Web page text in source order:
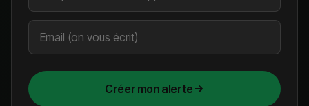
Créer mon alerte